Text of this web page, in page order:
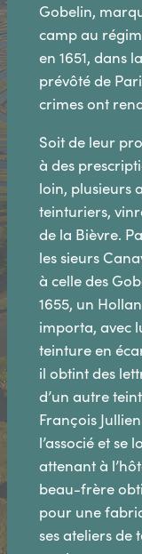
Gobelin,
camp au
en 1651, dans
prévôté de
crimes ont
Soit de leur
à des
loin, plusieurs
teinturiers,
de la Bièvre.
les sieurs
à celle des
1655, un
importa, avec
teinture en
il obtint des
d’un autre
François
l’associé et se
attenant à
beau-frère
pour une
ses ateliers de